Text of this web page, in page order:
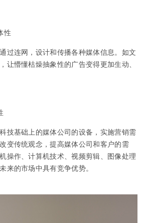
性
过连网，设计和传播各种媒体信息。如文
让懵懂枯燥抽象性的广告变得更加生动、
技基础上的媒体公司的设备，实施营销需
变传统观念，提高媒体公司和客户的需
操作、计算机技术、视频剪辑、图像处理
来的市场中具有竞争优势。